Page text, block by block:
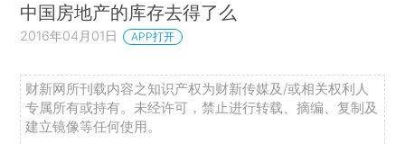
中国房地产的库存去得了么
2016年04月01日 APP打开
财新网所刊载内容之知识产权为财新传媒及/或相关权利人
专属所有或持有。未经许可，禁止进行转载、摘编、复制及
建立镜像等任何使用。